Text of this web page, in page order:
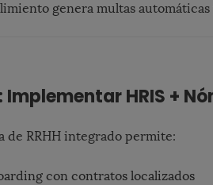
genera multas
Implementar HRIS +
de RRHH integrado permite:
con contratos localizados